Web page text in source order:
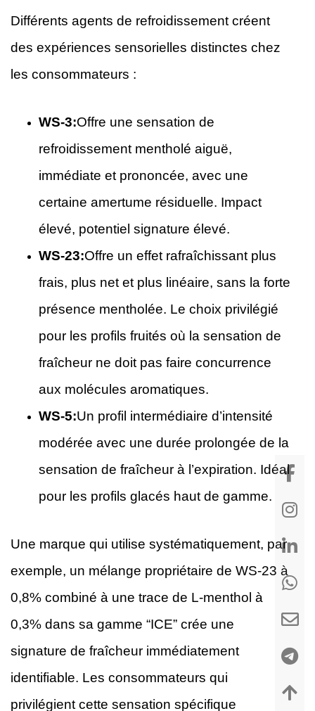
Différents agents de refroidissement créent
des expériences sensorielles distinctes chez
les consommateurs :
WS-3:Offre une sensation de
refroidissement mentholé aiguë,
immédiate et prononcée, avec une
certaine amertume résiduelle. Impact
élevé, potentiel signature élevé.
WS-23:Offre un effet rafraîchissant plus
frais, plus net et plus linéaire, sans la forte
présence mentholée. Le choix privilégié
pour les profils fruités où la sensation de
fraîcheur ne doit pas faire concurrence
aux molécules aromatiques.
WS-5:Un profil intermédiaire d’intensité
modérée avec une durée prolongée de la
sensation de fraîcheur à l’expiration. Idéal
pour les profils glacés haut de gamme.
Une marque qui utilise systématiquement, par
exemple, un mélange propriétaire de WS-23 à
0,8% combiné à une trace de L-menthol à
0,3% dans sa gamme “ICE” crée une
signature de fraîcheur immédiatement
identifiable. Les consommateurs qui
privilégient cette sensation spécifique